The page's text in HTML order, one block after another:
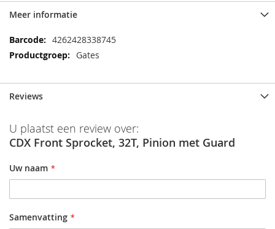
Meer informatie
Meer
informatie
4262428338745
Gates
Reviews
U plaatst een review over:
CDX Front Sprocket, 32T, Pinion met Guard
Uw naam
Samenvatting